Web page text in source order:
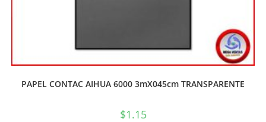
PAPEL CONTAC AIHUA 6000 3mX045cm TRANSPARENTE
$1.15